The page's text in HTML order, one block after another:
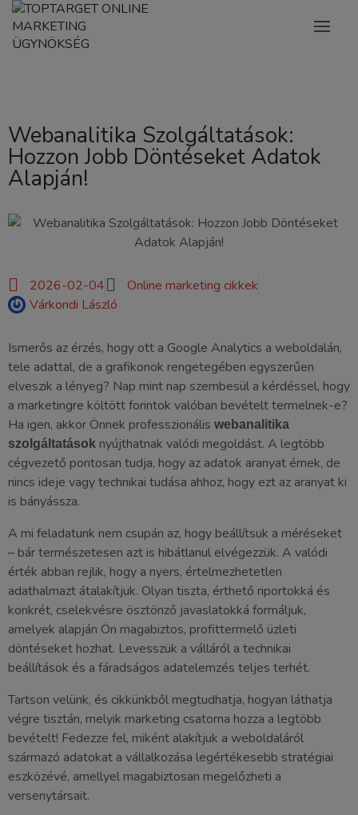
Webanalitika Szolgáltatások:
Hozzon Jobb Döntéseket Adatok
Alapján!
2026-02-04
Online marketing cikkek
Várkondi László
Ismerős az érzés, hogy ott a Google Analytics a weboldalán,
tele adattal, de a grafikonok rengetegében egyszerűen
elveszik a lényeg? Nap mint nap szembesül a kérdéssel, hogy
a marketingre költött forintok valóban bevételt termelnek-e?
Ha igen, akkor Önnek professzionális webanalitika
szolgáltatások nyújthatnak valódi megoldást. A legtöbb
cégvezető pontosan tudja, hogy az adatok aranyat érnek, de
nincs ideje vagy technikai tudása ahhoz, hogy ezt az aranyat ki
is bányássza.
A mi feladatunk nem csupán az, hogy beállítsuk a méréseket
– bár természetesen azt is hibátlanul elvégezzük. A valódi
érték abban rejlik, hogy a nyers, értelmezhetetlen
adathalmazt átalakítjuk. Olyan tiszta, érthető riportokká és
konkrét, cselekvésre ösztönző javaslatokká formáljuk,
amelyek alapján Ön magabiztos, profittermelő üzleti
döntéseket hozhat. Levesszük a válláról a technikai
beállítások és a fáradságos adatelemzés teljes terhét.
Tartson velünk, és cikkünkből megtudhatja, hogyan láthatja
végre tisztán, melyik marketing csatorna hozza a legtöbb
bevételt! Fedezze fel, miként alakítjuk a weboldaláról
származó adatokat a vállalkozása legértékesebb stratégiai
eszközévé, amellyel magabiztosan megelőzheti a
versenytársait.